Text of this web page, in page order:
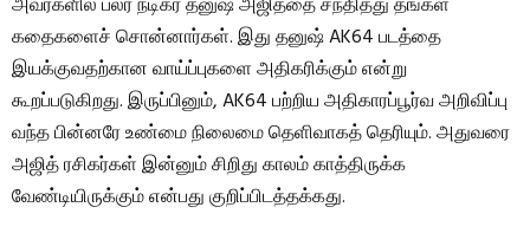
அவர்களில் பலர் நடிகர் தனுஷ் அஜித்தை சந்தித்து தங்கள்
கதைகளைச் சொன்னார்கள். இது தனுஷ் AK64 படத்தை
இயக்குவதற்கான வாய்ப்புகளை அதிகரிக்கும் என்று
கூறப்படுகிறது. இருப்பினும், AK64 பற்றிய அதிகாரப்பூர்வ அறிவிப்பு
வந்த பின்னரே உண்மை நிலைமை தெளிவாகத் தெரியும். அதுவரை
அஜித் ரசிகர்கள் இன்னும் சிறிது காலம் காத்திருக்க
வேண்டியிருக்கும் என்பது குறிப்பிடத்தக்கது.